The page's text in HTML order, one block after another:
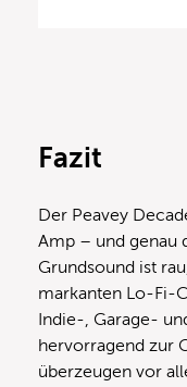
Fazit
Der Peavey
Amp – und genau
Grundsound ist
markanten Lo-Fi-
Indie-, Garage-
hervorragend zur
überzeugen vor